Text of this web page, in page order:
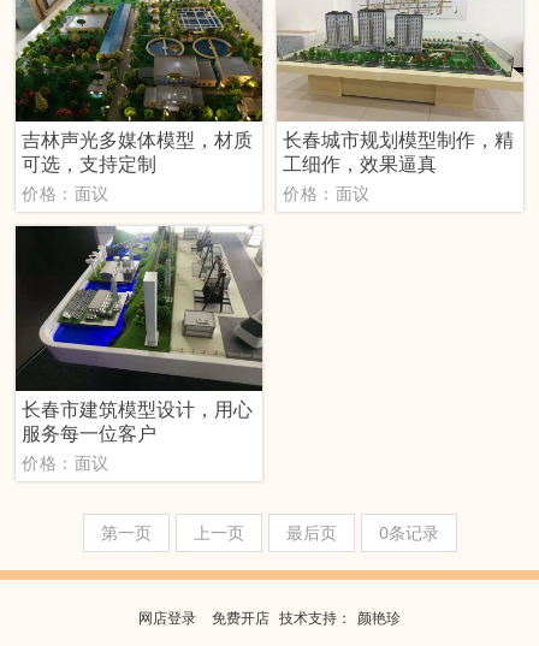
吉林声光多媒体模型，材质
可选，支持定制
价格：面议
长春城市规划模型制作，精
工细作，效果逼真
价格：面议
长春市建筑模型设计，用心
服务每一位客户
价格：面议
第一页 上一页 最后页 0条记录
网店登录 免费开店 技术支持 ： 颜艳珍